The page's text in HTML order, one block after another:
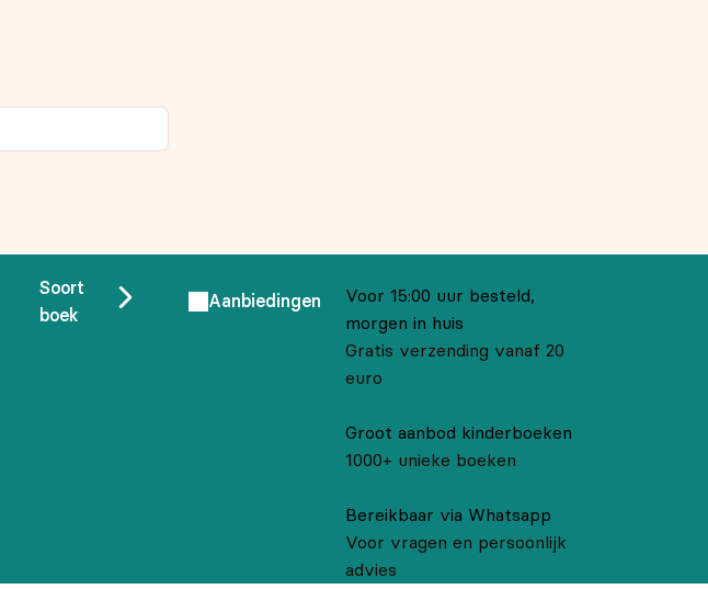
Soort
boek
Aanbiedingen
Voor 15:00 uur besteld,
morgen in huis
Gratis verzending vanaf 20
euro
Groot aanbod kinderboeken
1000+ unieke boeken
Bereikbaar via Whatsapp
Voor vragen en persoonlijk
advies